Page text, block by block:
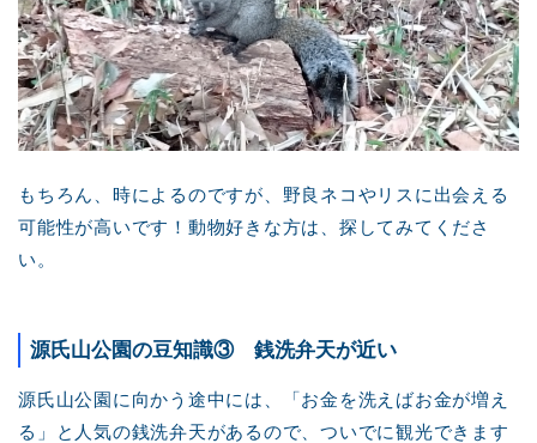
もちろん、時によるのですが、野良ネコやリスに出会える
可能性が高いです！動物好きな方は、探してみてくださ
い。
源氏山公園の豆知識③ 銭洗弁天が近い
源氏山公園に向かう途中には、「お金を洗えばお金が増え
る」と人気の銭洗弁天があるので、ついでに観光できます